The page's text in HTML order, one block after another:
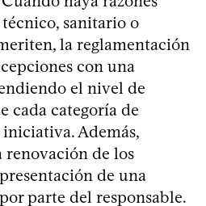
sanitario o
la reglamentación
con una
el nivel de
cada categoría de
Además,
renovación de los
de una
parte del responsable.